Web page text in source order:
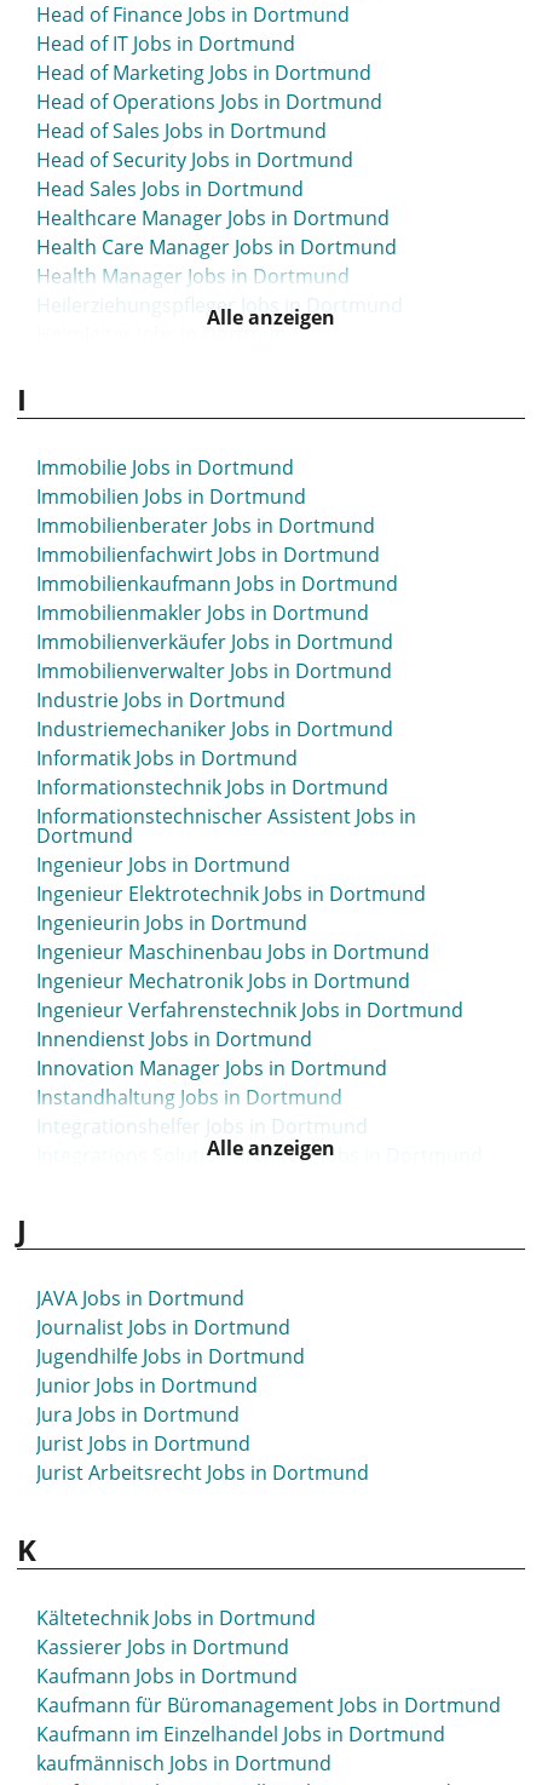
Head of Finance Jobs in Dortmund
Head of IT Jobs in Dortmund
Head of Marketing Jobs in Dortmund
Head of Operations Jobs in Dortmund
Head of Sales Jobs in Dortmund
Head of Security Jobs in Dortmund
Head Sales Jobs in Dortmund
Healthcare Manager Jobs in Dortmund
Health Care Manager Jobs in Dortmund
Health Manager Jobs in Dortmund
Heilerziehungspfleger Jobs in Dortmund
Hilfskraft Jobs in Dortmund
Home Office Jobs in Dortmund
Hotel Jobs in Dortmund
HR Jobs in Dortmund
HR Business Partner Jobs in Dortmund
HR Consultant Jobs in Dortmund
HR Controller Jobs in Dortmund
HR Director Jobs in Dortmund
HR-Manager Jobs in Dortmund
HR Specialist Jobs in Dortmund
Human Resources Jobs in Dortmund
Human Resources Consultant Jobs in Dortmund
Human Resources Director Jobs in Dortmund
Human Resources Manager Jobs in Dortmund
Human Resources Specialist Jobs in Dortmund
Alle anzeigen
I
Immobilie Jobs in Dortmund
Immobilien Jobs in Dortmund
Immobilienberater Jobs in Dortmund
Immobilienfachwirt Jobs in Dortmund
Immobilienkaufmann Jobs in Dortmund
Immobilienmakler Jobs in Dortmund
Immobilienverkäufer Jobs in Dortmund
Immobilienverwalter Jobs in Dortmund
Industrie Jobs in Dortmund
Industriemechaniker Jobs in Dortmund
Informatik Jobs in Dortmund
Informationstechnik Jobs in Dortmund
Informationstechnischer Assistent Jobs in
Dortmund
Ingenieur Jobs in Dortmund
Ingenieur Elektrotechnik Jobs in Dortmund
Ingenieurin Jobs in Dortmund
Ingenieur Maschinenbau Jobs in Dortmund
Ingenieur Mechatronik Jobs in Dortmund
Ingenieur Verfahrenstechnik Jobs in Dortmund
Innendienst Jobs in Dortmund
Innovation Manager Jobs in Dortmund
Instandhaltung Jobs in Dortmund
Integrationshelfer Jobs in Dortmund
Integrations Solution Architect Jobs in Dortmund
IT Jobs in Dortmund
IT Anwendungsbetreuer Jobs in Dortmund
IT Consultant Jobs in Dortmund
IT Director Jobs in Dortmund
IT Supporter Jobs in Dortmund
IT System Administrator Jobs in Dortmund
IT-System-Kaufmann Jobs in Dortmund
Alle anzeigen
J
JAVA Jobs in Dortmund
Journalist Jobs in Dortmund
Jugendhilfe Jobs in Dortmund
Junior Jobs in Dortmund
Jura Jobs in Dortmund
Jurist Jobs in Dortmund
Jurist Arbeitsrecht Jobs in Dortmund
K
Kältetechnik Jobs in Dortmund
Kassierer Jobs in Dortmund
Kaufmann Jobs in Dortmund
Kaufmann für Büromanagement Jobs in Dortmund
Kaufmann im Einzelhandel Jobs in Dortmund
kaufmännisch Jobs in Dortmund